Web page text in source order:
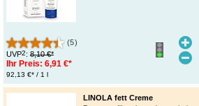
(5)
UVP2: 8,10 €*
Ihr Preis: 6,91 €*
92,13 €* / 1 l
LINOLA fett Creme